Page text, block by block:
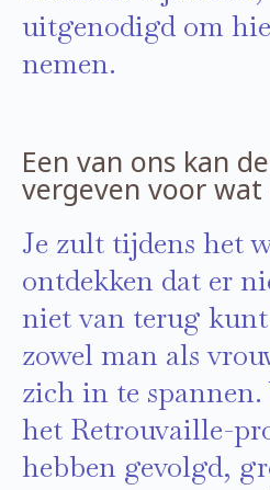
uitgenodigd om
nemen.
Een van ons kan
vergeven voor wat
Je zult tijdens het
ontdekken dat er
niet van terug
zowel man als
zich in te spannen.
het Retrouvaille-
hebben gevolgd,